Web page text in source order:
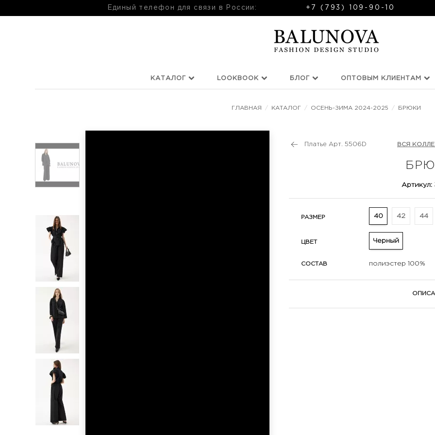
Единый телефон для связи в России: +7 (793) 109-90-10
КАТАЛОГ LOOKBOOK БЛОГ ОПТОВЫМ КЛИЕНТАМ
ГЛАВНАЯ / КАТАЛОГ / ОСЕНЬ-ЗИМА 2024-2025 / БРЮКИ
Платье Арт. 5506D ВСЯ
Артикул:
РАЗМЕР 40 42 44
ЦВЕТ Черный
СОСТАВ полиэстер 100%